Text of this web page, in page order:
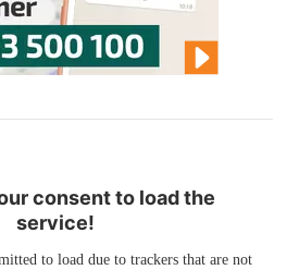
consent to load the
service!
to load due to trackers that are not